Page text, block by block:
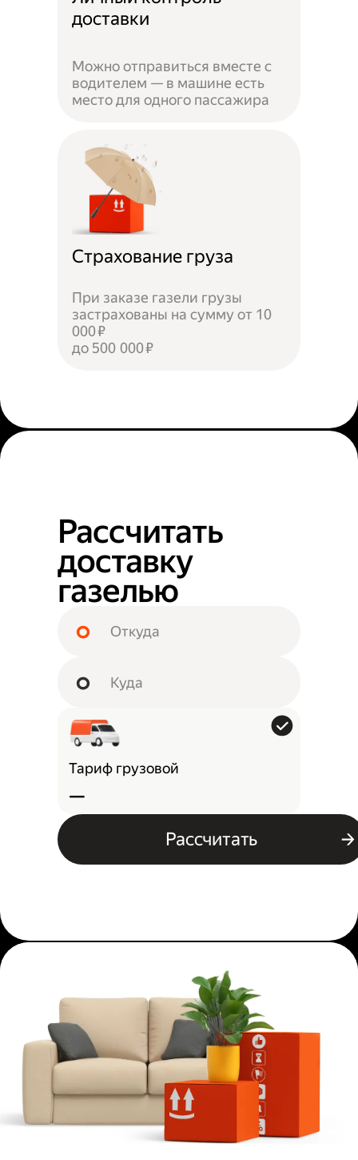
доставки
Можно отправиться вместе с
водителем — в машине есть
место для одного пассажира
Страхование груза
При заказе газели грузы
застрахованы на сумму от 10
000 ₽
до 500 000 ₽
Рассчитать
доставку
газелью
Тариф грузовой
—
Рассчитать